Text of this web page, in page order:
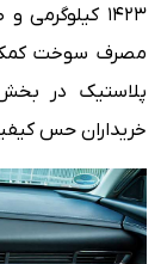
۱۴۲۳
مصرف سوخت کمک
پلاستیک در
خریداران حس